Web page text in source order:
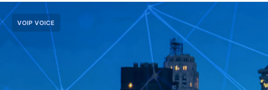
VOIP VOICE